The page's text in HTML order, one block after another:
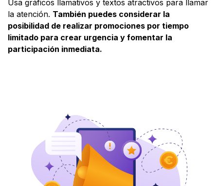
Usa gráficos llamativos y textos atractivos para llamar
la atención. También puedes considerar la
posibilidad de realizar promociones por tiempo
limitado para crear urgencia y fomentar la
participación inmediata.